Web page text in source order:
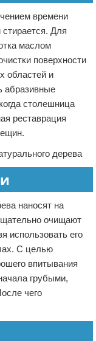
времени
Для
маслом
поверхности
областей и
абразивные
столешница
реставрация
наносят на
очищают
использовать его
С целью
впитывания
грубыми,
чего